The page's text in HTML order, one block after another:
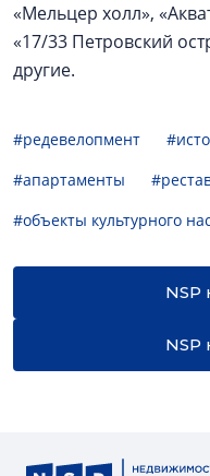
«Мельцер холл»,
«17/33 Петровский
другие.
#редевелопмент
#апартаменты
#объекты культурного
NSP
NSP